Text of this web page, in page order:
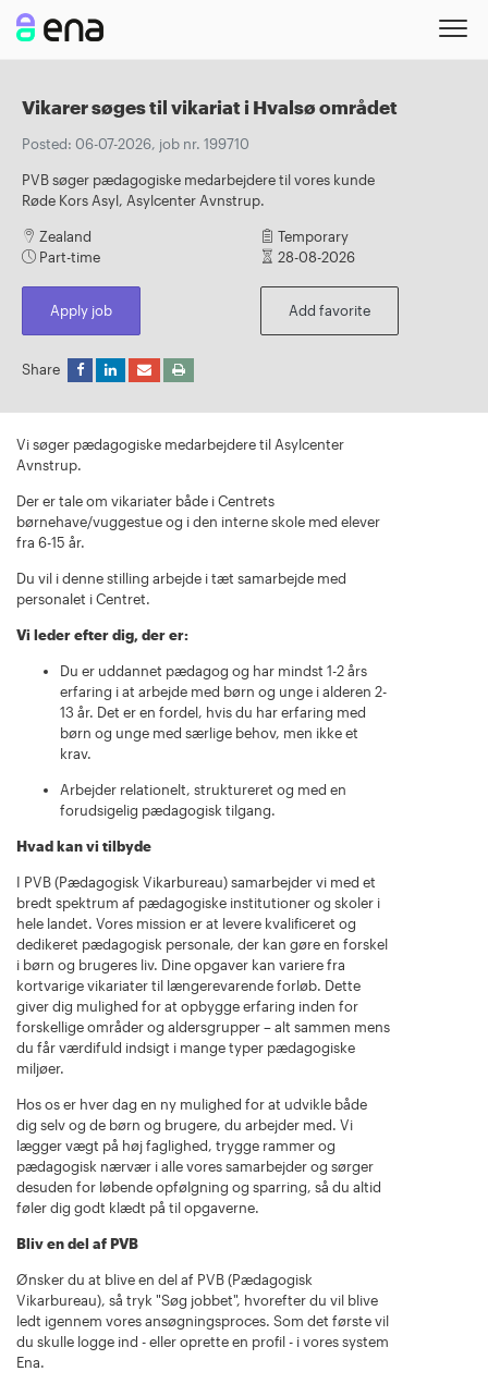
Vikarer søges til vikariat i Hvalsø området
Posted: 06-07-2026, job nr. 199710
PVB søger pædagogiske medarbejdere til vores kunde
Røde Kors Asyl, Asylcenter Avnstrup.
Zealand
Temporary
Part-time
28-08-2026
Apply job Add favorite
Share
Vi søger pædagogiske medarbejdere til Asylcenter
Avnstrup.
Der er tale om vikariater både i Centrets
børnehave/vuggestue og i den interne skole med elever
fra 6-15 år.
Du vil i denne stilling arbejde i tæt samarbejde med
personalet i Centret.
Vi leder efter dig, der er:
Du er uddannet pædagog og har mindst 1-2 års
erfaring i at arbejde med børn og unge i alderen 2-
13 år. Det er en fordel, hvis du har erfaring med
børn og unge med særlige behov, men ikke et
krav.
Arbejder relationelt, struktureret og med en
forudsigelig pædagogisk tilgang.
Hvad kan vi tilbyde
I PVB (Pædagogisk Vikarbureau) samarbejder vi med et
bredt spektrum af pædagogiske institutioner og skoler i
hele landet. Vores mission er at levere kvalificeret og
dedikeret pædagogisk personale, der kan gøre en forskel
i børn og brugeres liv. Dine opgaver kan variere fra
kortvarige vikariater til længerevarende forløb. Dette
giver dig mulighed for at opbygge erfaring inden for
forskellige områder og aldersgrupper – alt sammen mens
du får værdifuld indsigt i mange typer pædagogiske
miljøer.
Hos os er hver dag en ny mulighed for at udvikle både
dig selv og de børn og brugere, du arbejder med. Vi
lægger vægt på høj faglighed, trygge rammer og
pædagogisk nærvær i alle vores samarbejder og sørger
desuden for løbende opfølgning og sparring, så du altid
føler dig godt klædt på til opgaverne.
Bliv en del af PVB
Ønsker du at blive en del af PVB (Pædagogisk
Vikarbureau), så tryk "Søg jobbet", hvorefter du vil blive
ledt igennem vores ansøgningsproces. Som det første vil
du skulle logge ind - eller oprette en profil - i vores system
Ena.